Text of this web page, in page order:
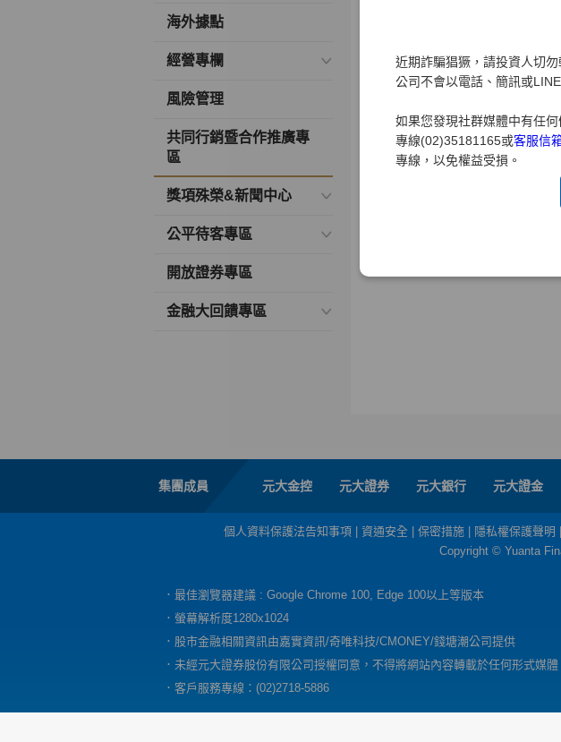
近期詐騙猖獗，請投資人切
公司不會以電話、簡訊或
如果您發現社群媒體中有任
專線(02)35181165或客服信
專線，以免權益受損。
海外據點
經營專欄
風險管理
共同行銷暨合作推廣專
區
獎項殊榮&新聞中心
公平待客專區
開放證券專區
金融大回饋專區
合作推廣專區
合作推廣業務
項目名稱
產品子
集團成員 元大金控 元大證券 元大銀行 元大證金
個人資料保護法告知事項 資通安全 保密措施 隱私權保護聲明
Copyright © Yuanta
．最佳瀏覽器建議 : Google Chrome 100, Edge 100以上等版本
．螢幕解析度1280x1024
．股市金融相關資訊由嘉實資訊/奇唯科技/CMONEY/錢塘潮公司提供
．未經元大證券股份有限公司授權同意，不得將網站內容轉載於任何形式媒體
．客戶服務專線：(02)2718-5886